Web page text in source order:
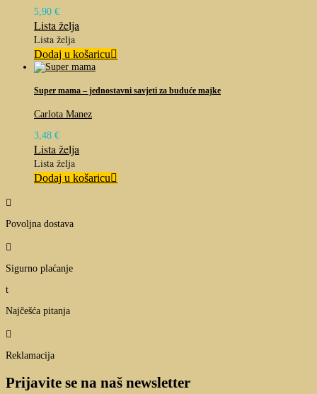
5,90 €
Lista želja
Lista želja
Dodaj u košaricu
Super mama – jednostavni savjeti za buduće majke
Carlota Manez
3,48 €
Lista želja
Lista želja
Dodaj u košaricu

Povoljna dostava

Sigurno plaćanje
t
Najčešća pitanja

Reklamacija
Prijavite se na naš newsletter